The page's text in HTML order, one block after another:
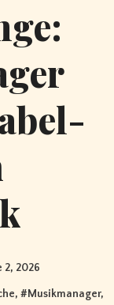
2, 2026
, #Musikmanager,